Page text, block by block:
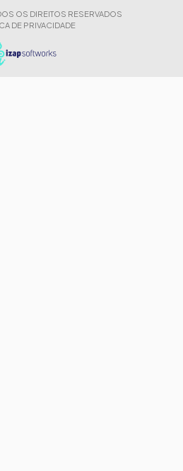
OS DIREITOS RESERVADOS
DE PRIVACIDADE